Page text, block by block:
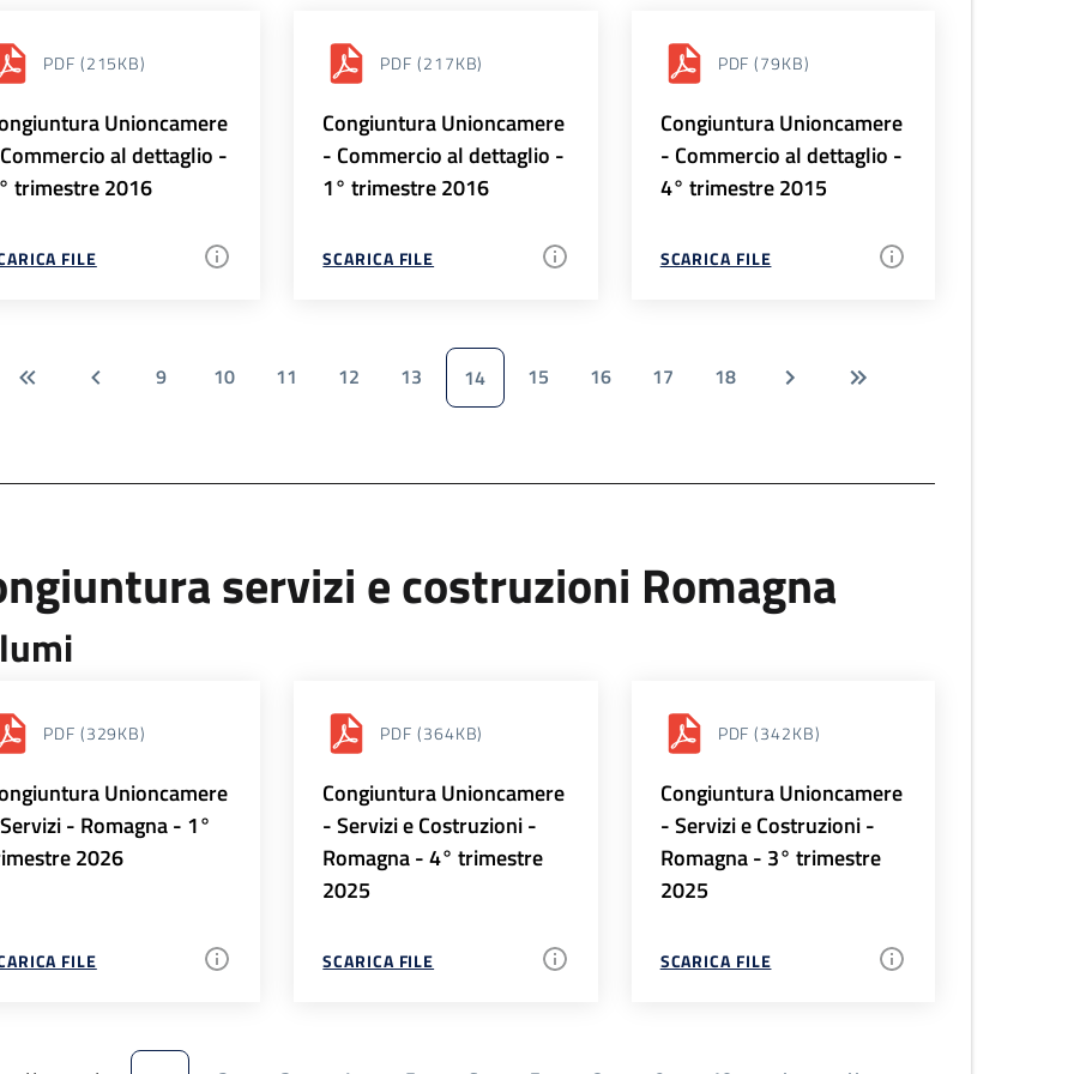
PDF (215KB)
Unioncamere
al dettaglio -
trimestre 2016
FILE
PDF (217KB)
Congiuntura Unioncamere
- Commercio al dettaglio -
1° trimestre 2016
SCARICA FILE
PDF (79KB)
Congiuntura Unioncamere
- Commercio al dettaglio -
4° trimestre 2015
SCARICA FILE
9 10 11 12 13 14 15 16 17 18
servizi e costruzioni Romagna
PDF (329KB)
Unioncamere
- Romagna - 1°
2026
FILE
PDF (364KB)
Congiuntura Unioncamere
- Servizi e Costruzioni -
Romagna - 4° trimestre
2025
SCARICA FILE
PDF (342KB)
Congiuntura Unioncamere
- Servizi e Costruzioni -
Romagna - 3° trimestre
2025
SCARICA FILE